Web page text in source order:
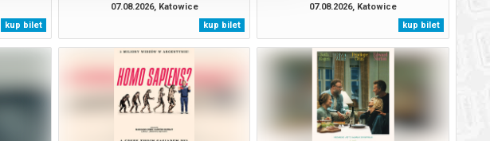
kup bilet
07.08.2026, Katowice
kup bilet
07.08.2026, Katowice
kup bilet